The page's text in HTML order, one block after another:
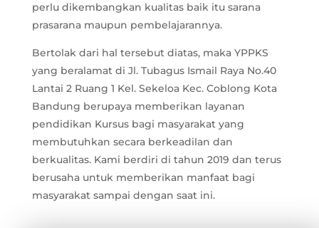
perlu dikembangkan kualitas baik itu sarana
prasarana maupun pembelajarannya.
Bertolak dari hal tersebut diatas, maka YPPKS
yang beralamat di Jl. Tubagus Ismail Raya No.40
Lantai 2 Ruang 1 Kel. Sekeloa Kec. Coblong Kota
Bandung berupaya memberikan layanan
pendidikan Kursus bagi masyarakat yang
membutuhkan secara berkeadilan dan
berkualitas. Kami berdiri di tahun 2019 dan terus
berusaha untuk memberikan manfaat bagi
masyarakat sampai dengan saat ini.